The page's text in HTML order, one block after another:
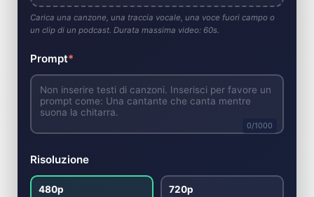
Carica una canzone, una traccia vocale, una voce fuori campo o
un clip di un podcast. Durata massima video: 60s.
Prompt*
0/1000
Risoluzione
480p 720p